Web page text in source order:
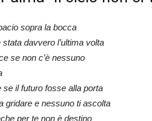
sopra la bocca
davvero l’ultima volta
se non c’è nessuno
se il futuro fosse alla porta
gridare e nessuno ti ascolta
per te non è destino